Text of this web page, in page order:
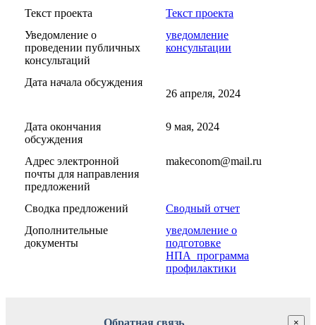
Текст проекта
Текст проекта
Уведомление о
проведении публичных
консультаций
уведомление
консультации
Дата начала обсуждения
26 апреля, 2024
Дата окончания
обсуждения
9 мая, 2024
Адрес электронной
почты для направления
предложений
makeconom@mail.ru
Сводка предложений
Сводный отчет
Дополнительные
документы
уведомление о
подготовке
НПА_программа
профилактики
Обратная связь ×